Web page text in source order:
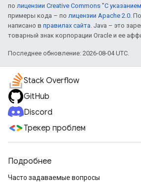
по лицензии Creative Commons "С
примеры кода – по лицензии Apache 2.0.
написано в правилах сайта. Java – это
товарный знак корпорации Oracle и ее
Последнее обновление: 2026-08-04 UTC.
Stack Overflow
GitHub
Discord
Трекер проблем
Подробнее
Часто задаваемые вопросы